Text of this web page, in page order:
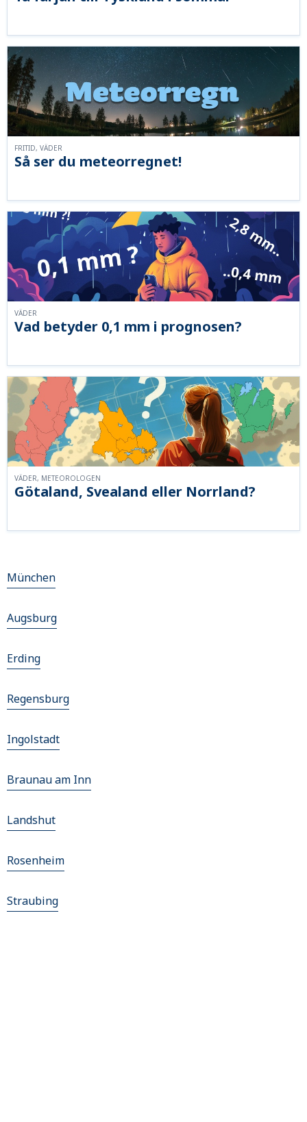
Så ser du meteorregnet!
FRITID, VÄDER
Vad betyder 0,1 mm i prognosen?
VÄDER
Götaland, Svealand eller Norrland?
VÄDER, METEOROLOGEN
München
Augsburg
Erding
Regensburg
Ingolstadt
Braunau am Inn
Landshut
Rosenheim
Straubing